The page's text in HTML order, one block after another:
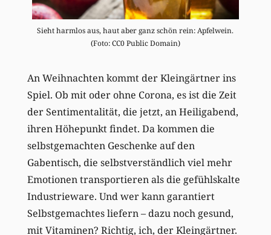
Sieht harmlos aus, haut aber ganz schön rein: Apfelwein.
(Foto: CC0 Public Domain)
An Weihnachten kommt der Kleingärtner ins
Spiel. Ob mit oder ohne Corona, es ist die Zeit
der Sentimentalität, die jetzt, an Heiligabend,
ihren Höhepunkt findet. Da kommen die
selbstgemachten Geschenke auf den
Gabentisch, die selbstverständlich viel mehr
Emotionen transportieren als die gefühlskalte
Industrieware. Und wer kann garantiert
Selbstgemachtes liefern – dazu noch gesund,
mit Vitaminen? Richtig, ich, der Kleingärtner.